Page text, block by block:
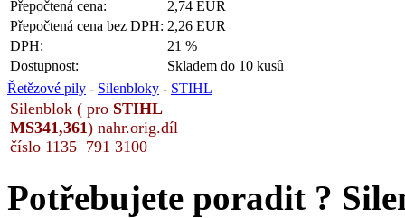
Přepočtená cena:
2,74 EUR
Přepočtená cena bez DPH: 2,26 EUR
DPH:
21 %
Dostupnost:
Skladem do 10 kusů
Řetězové pily - Silenbloky - STIHL
Silenblok ( pro STIHL
MS341,361) nahr.orig.díl
číslo 1135 791 3100
Potřebujete poradit ?